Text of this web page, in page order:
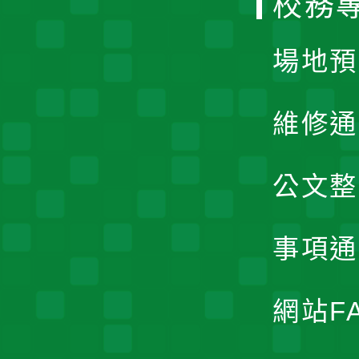
場地
維修
公文
事項
網站